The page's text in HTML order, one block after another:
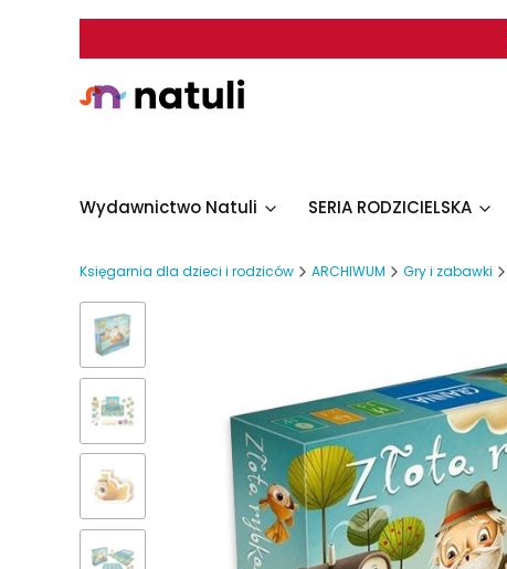
Wydawnictwo Natuli SERIA RODZICIELSKA
Księgarnia dla dzieci i rodziców ARCHIWUM Gry i zabawki